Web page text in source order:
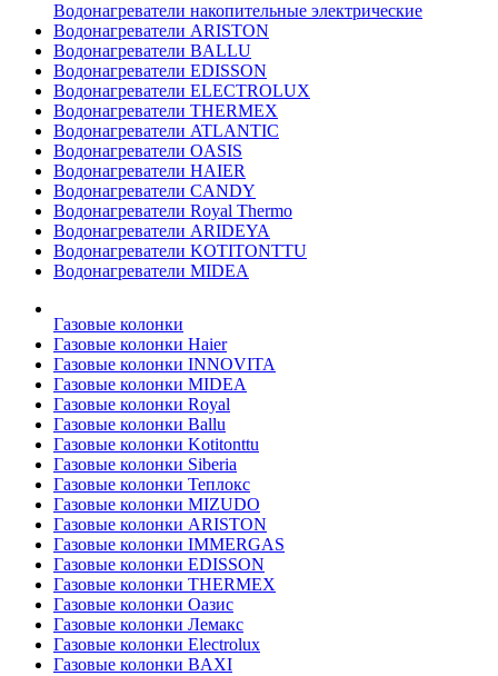
Водонагреватели накопительные электрические
Водонагреватели ARISTON
Водонагреватели BALLU
Водонагреватели EDISSON
Водонагреватели ELECTROLUX
Водонагреватели THERMEX
Водонагреватели ATLANTIC
Водонагреватели OASIS
Водонагреватели HAIER
Водонагреватели CANDY
Водонагреватели Royal Thermo
Водонагреватели ARIDEYA
Водонагреватели KOTITONTTU
Водонагреватели MIDEA
Газовые колонки
Газовые колонки Haier
Газовые колонки INNOVITA
Газовые колонки MIDEA
Газовые колонки Royal
Газовые колонки Ballu
Газовые колонки Kotitonttu
Газовые колонки Siberia
Газовые колонки Теплокс
Газовые колонки MIZUDO
Газовые колонки ARISTON
Газовые колонки IMMERGAS
Газовые колонки EDISSON
Газовые колонки THERMEX
Газовые колонки Оазис
Газовые колонки Лемакс
Газовые колонки Electrolux
Газовые колонки BAXI